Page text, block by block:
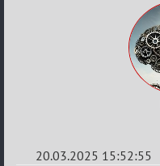
20.03.2025 15:52:55